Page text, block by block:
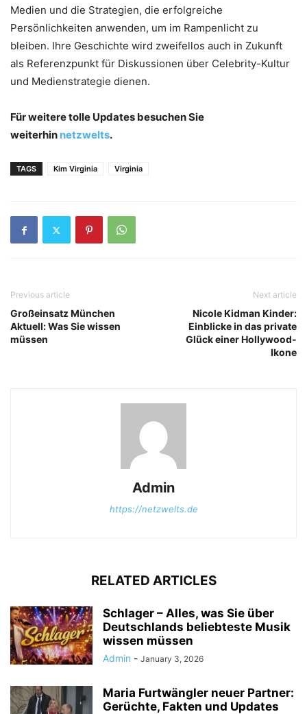
Medien und die Strategien, die erfolgreiche
Persönlichkeiten anwenden, um im Rampenlicht zu
bleiben. Ihre Geschichte wird zweifellos auch in Zukunft
als Referenzpunkt für Diskussionen über Celebrity-Kultur
und Medienstrategie dienen.
Für weitere tolle Updates besuchen Sie
weiterhin netzwelts.
TAGS Kim Virginia Virginia
Previous article
Großeinsatz München
Aktuell: Was Sie wissen
müssen
Next article
Nicole Kidman Kinder:
Einblicke in das private
Glück einer Hollywood-
Ikone
Admin
https://netzwelts.de
RELATED ARTICLES
Schlager – Alles, was Sie über
Deutschlands beliebteste Musik
wissen müssen
Admin - January 3, 2026
Maria Furtwängler neuer Partner:
Gerüchte, Fakten und Updates